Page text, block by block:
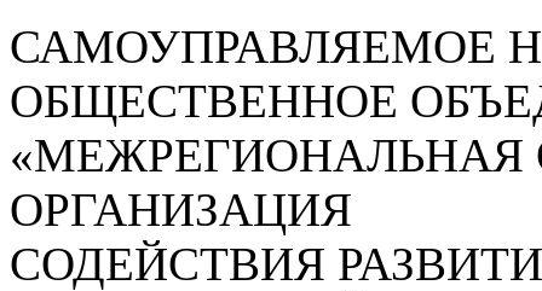
САМОУПРАВЛЯЕМОЕ
ОБЩЕСТВЕННОЕ
ОРГАНИЗАЦИЯ
СОДЕЙСТВИЯ